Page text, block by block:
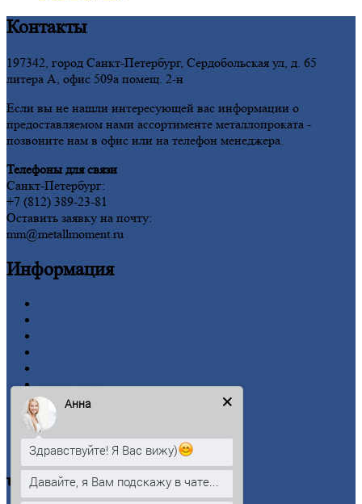
Контакты
197342, город Санкт-Петербург, Сердобольская ул, д. 65
литера А, офис 509а помещ. 2-н
Если вы не нашли интересующей вас информации о
предоставляемом нами ассортименте металлопроката -
позвоните нам в офис или на телефон менеджера.
Телефоны для связи
Санкт-Петербург:
+7 (812) 389-23-81
Оставить заявку на почту:
mm@metallmoment.ru
Информация
Прайс-лист
Новости
Личный
Оформление
Оплата
Черныйметаллопрокат
Анна
Здравствуйте! Я Вас вижу)
Давайте, я Вам подскажу в чате...